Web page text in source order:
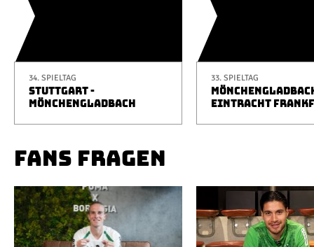
34. SPIELTAG
STUTTGART -
MÖNCHENGLADBACH
33. SPIELTAG
EINTRACHT
FANS FRAGEN